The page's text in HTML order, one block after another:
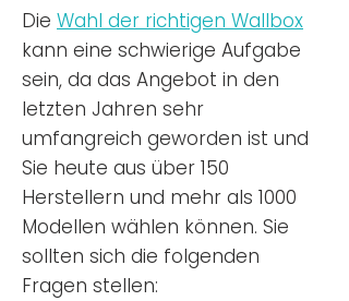
Die Wahl der richtigen Wallbox
kann eine schwierige Aufgabe
sein, da das Angebot in den
letzten Jahren sehr
umfangreich geworden ist und
Sie heute aus über 150
Herstellern und mehr als 1000
Modellen wählen können. Sie
sollten sich die folgenden
Fragen stellen: